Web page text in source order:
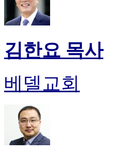
후
미
프
약
국
간
김한요 목사
베델교회